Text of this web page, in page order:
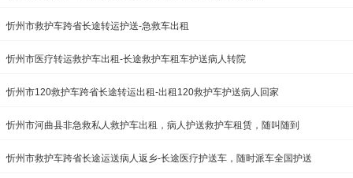
忻州市救护车跨省长途转运护送-急救车出租
忻州市医疗转运救护车出租-长途救护车租车护送病人转院
忻州市120救护车跨省长途转运出租-出租120救护车护送病人回家
忻州市河曲县非急救私人救护车出租，病人护送救护车租赁，随叫随到
忻州市救护车跨省长途运送病人返乡-长途医疗护送车，随时派车全国护送